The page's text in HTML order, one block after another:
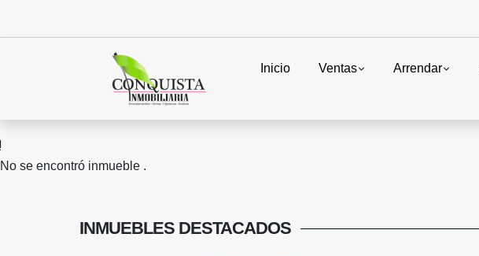
Inicio Ventas Arrendar
No se encontró inmueble .
INMUEBLES DESTACADOS